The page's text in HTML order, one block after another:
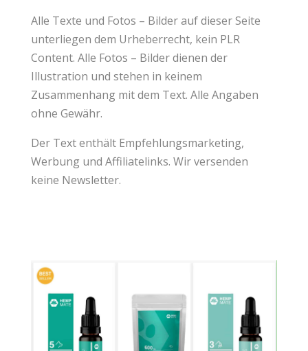
Alle Texte und Fotos – Bilder auf dieser Seite
unterliegen dem Urheberrecht, kein PLR
Content. Alle Fotos – Bilder dienen der
Illustration und stehen in keinem
Zusammenhang mit dem Text. Alle Angaben
ohne Gewähr.
Der Text enthält Empfehlungsmarketing,
Werbung und Affiliatelinks. Wir versenden
keine Newsletter.